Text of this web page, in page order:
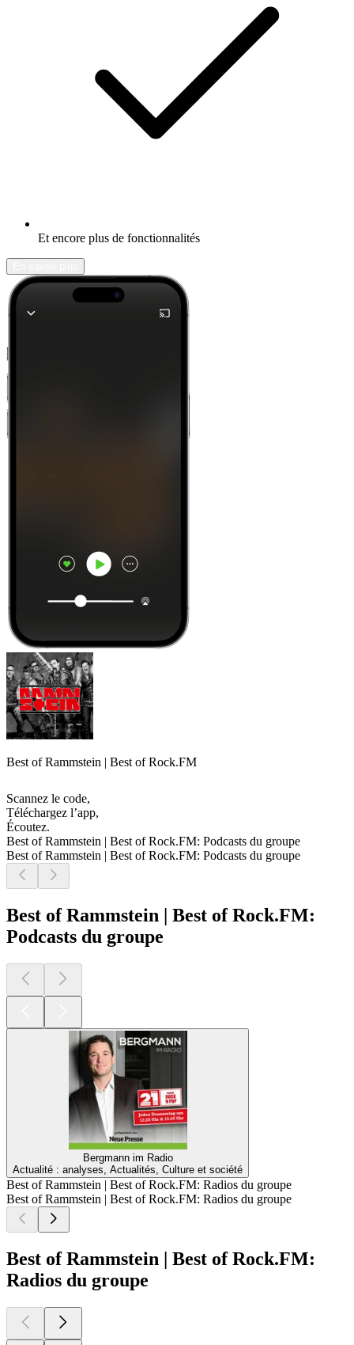
Et encore plus de fonctionnalités
Best of Rammstein | Best of Rock.FM
Scannez le code,
Téléchargez l’app,
Écoutez.
Best of Rammstein | Best of Rock.FM: Podcasts du groupe
Best of Rammstein | Best of Rock.FM: Podcasts du groupe
Best of Rammstein | Best of Rock.FM:
Podcasts du groupe
Bergmann im Radio
Actualité : analyses, Actualités, Culture et société
Best of Rammstein | Best of Rock.FM: Radios du groupe
Best of Rammstein | Best of Rock.FM: Radios du groupe
Best of Rammstein | Best of Rock.FM:
Radios du groupe